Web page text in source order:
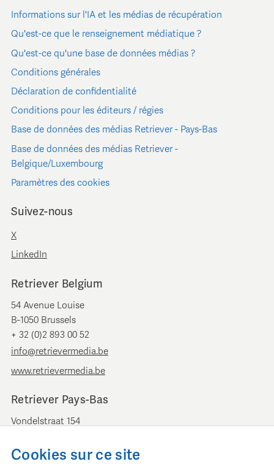
Informations sur l'IA et les médias de récupération
Qu'est-ce que le renseignement médiatique ?
Qu'est-ce qu'une base de données médias ?
Conditions générales
Déclaration de confidentialité
Conditions pour les éditeurs / régies
Base de données des médias Retriever - Pays-Bas
Base de données des médias Retriever -
Belgique/Luxembourg
Paramètres des cookies
Suivez-nous
X
LinkedIn
Retriever Belgium
54 Avenue Louise
B-1050 Brussels
+ 32 (0)2 893 00 52
info@retrievermedia.be
www.retrievermedia.be
Retriever Pays-Bas
Vondelstraat 154
+ 31 (0)20 379 11 01
Cookies sur ce site